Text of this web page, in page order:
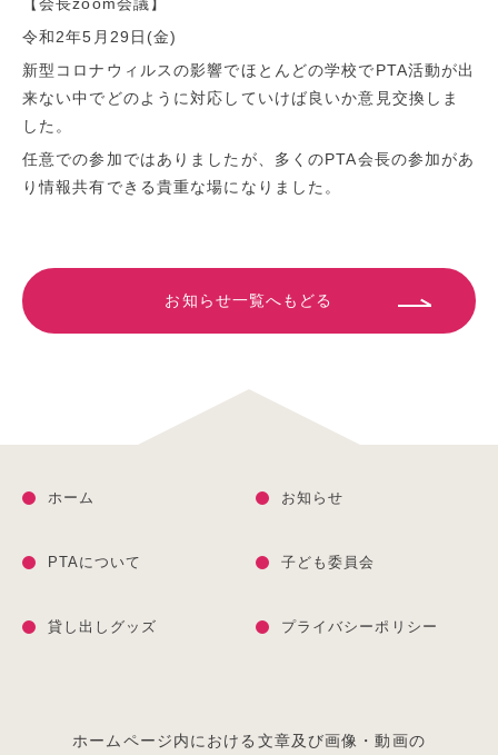
【会長zoom会議】
令和2年5月29日(金)
新型コロナウィルスの影響でほとんどの学校でPTA活動が出
来ない中でどのように対応していけば良いか意見交換しま
した。
任意での参加ではありましたが、多くのPTA会長の参加があ
り情報共有できる貴重な場になりました。
お知らせ一覧へもどる
ホーム お知らせ
PTAについて 子ども委員会
貸し出しグッズ プライバシーポリシー
ホームページ内における文章及び画像・動画の